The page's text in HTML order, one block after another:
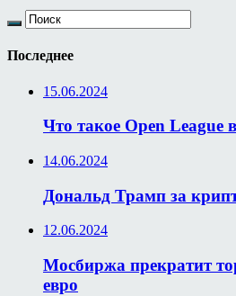
Последнее
15.06.2024
Что такое Open League
14.06.2024
Дональд Трамп за
12.06.2024
Мосбиржа прекратит
евро